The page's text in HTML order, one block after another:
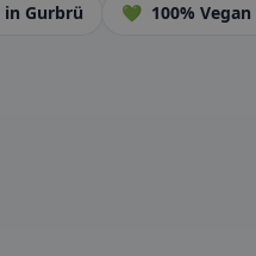
in Gurbrü 💚 100% Vegan